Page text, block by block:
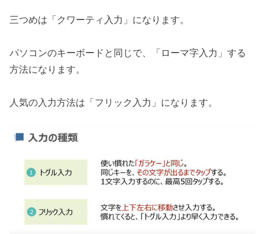
三つめは「クワーティ入力」になります。
パソコンのキーボードと同じで、「ローマ字入力」する
方法になります。
人気の入力方法は「フリック入力」になります。